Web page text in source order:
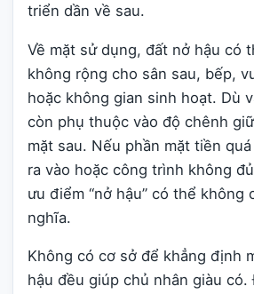
triển dần về sau.
Về mặt sử dụng, đất nở hậu có
không rộng cho sân sau, bếp,
hoặc không gian sinh hoạt. Dù
còn phụ thuộc vào độ chênh
mặt sau. Nếu phần mặt tiền
ra vào hoặc công trình không
ưu điểm “nở hậu” có thể không
nghĩa.
Không có cơ sở để khẳng định
hậu đều giúp chủ nhân giàu có.